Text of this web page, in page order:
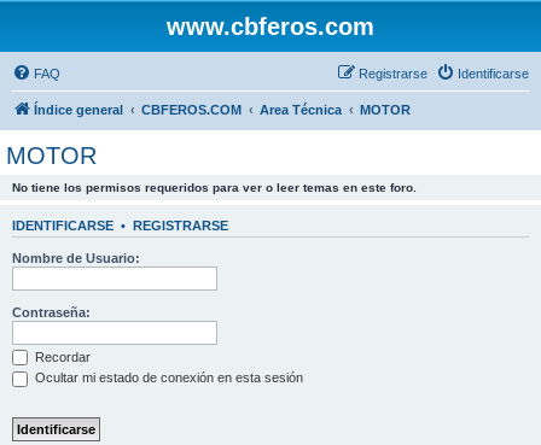
www.cbferos.com
FAQ Identificarse
Registrarse
Índice general CBFEROS.COM Area Técnica MOTOR
MOTOR
No tiene los permisos requeridos para ver o leer temas en este foro.
IDENTIFICARSE • REGISTRARSE
Nombre de Usuario:
Contraseña:
Recordar
Ocultar mi estado de conexión en esta sesión